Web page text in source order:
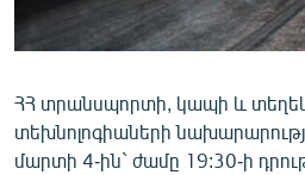
ՄԵԿՆԱԲԱՆՈՒԹՅՈՒՆ
ԿՈՐՈՆԱՎԻՐՈՒՍ
ԱՐԽԻՎ
ՀՀ տրանսպորտի, կապի և
տեխնոլոգիաների
մարտի 4-ին` ժամը 19:30-ի